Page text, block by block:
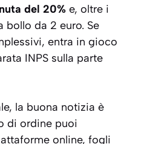
del 20% e, oltre i
bollo da 2 euro. Se
entra in gioco
INPS sulla parte
la buona notizia è
di ordine puoi
online, fogli